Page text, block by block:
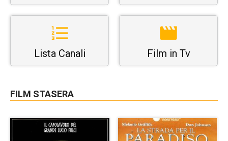
Lista Canali Film in Tv
FILM STASERA